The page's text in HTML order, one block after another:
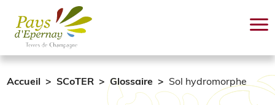
Accueil SCoTER Glossaire Sol hydromorphe